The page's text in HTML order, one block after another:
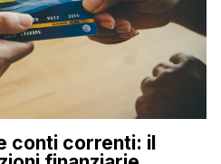
conti correnti: il